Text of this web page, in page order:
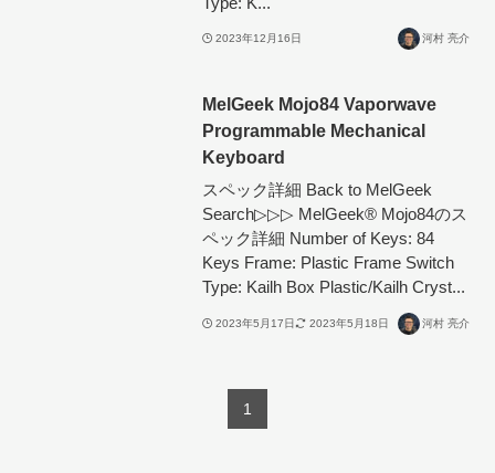
2023年12月16日 河村 亮介
MelGeek Mojo84 Vaporwave
Programmable Mechanical
Keyboard
スペック詳細 Back to MelGeek
Search▷▷▷ MelGeek®︎ Mojo84のス
ペック詳細 Number of Keys: 84
Keys Frame: Plastic Frame Switch
Type: Kailh Box Plastic/Kailh Cryst...
2023年5月17日 2023年5月18日 河村 亮介
1